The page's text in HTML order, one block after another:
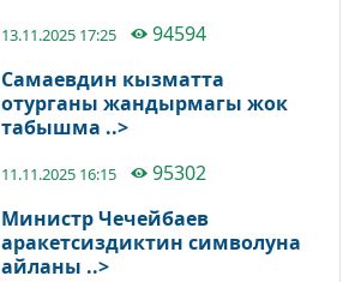
13.11.2025 17:25
94594
Самаевдин кызматта
отурганы жандырмагы жок
табышма ..>
11.11.2025 16:15
95302
Министр Чечейбаев
аракетсиздиктин символуна
айланы ..>